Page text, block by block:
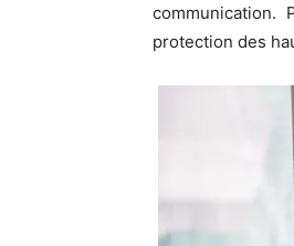
communication.
protection des